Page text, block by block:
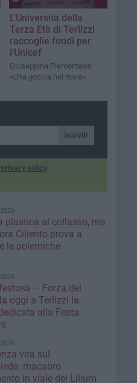
L'Università della
Terza Età di Terlizzi
raccoglie fondi per
l'Unicef
Giuseppina Piemontese:
«Una goccia nel mare»
Iscriviti
privacy policy
plastica al collasso, ma
Ciliento prova a
le polemiche
– Forza del
oggi a Terlizzi la
alla Festa
vita sul
macabro
in viale dei Lilium